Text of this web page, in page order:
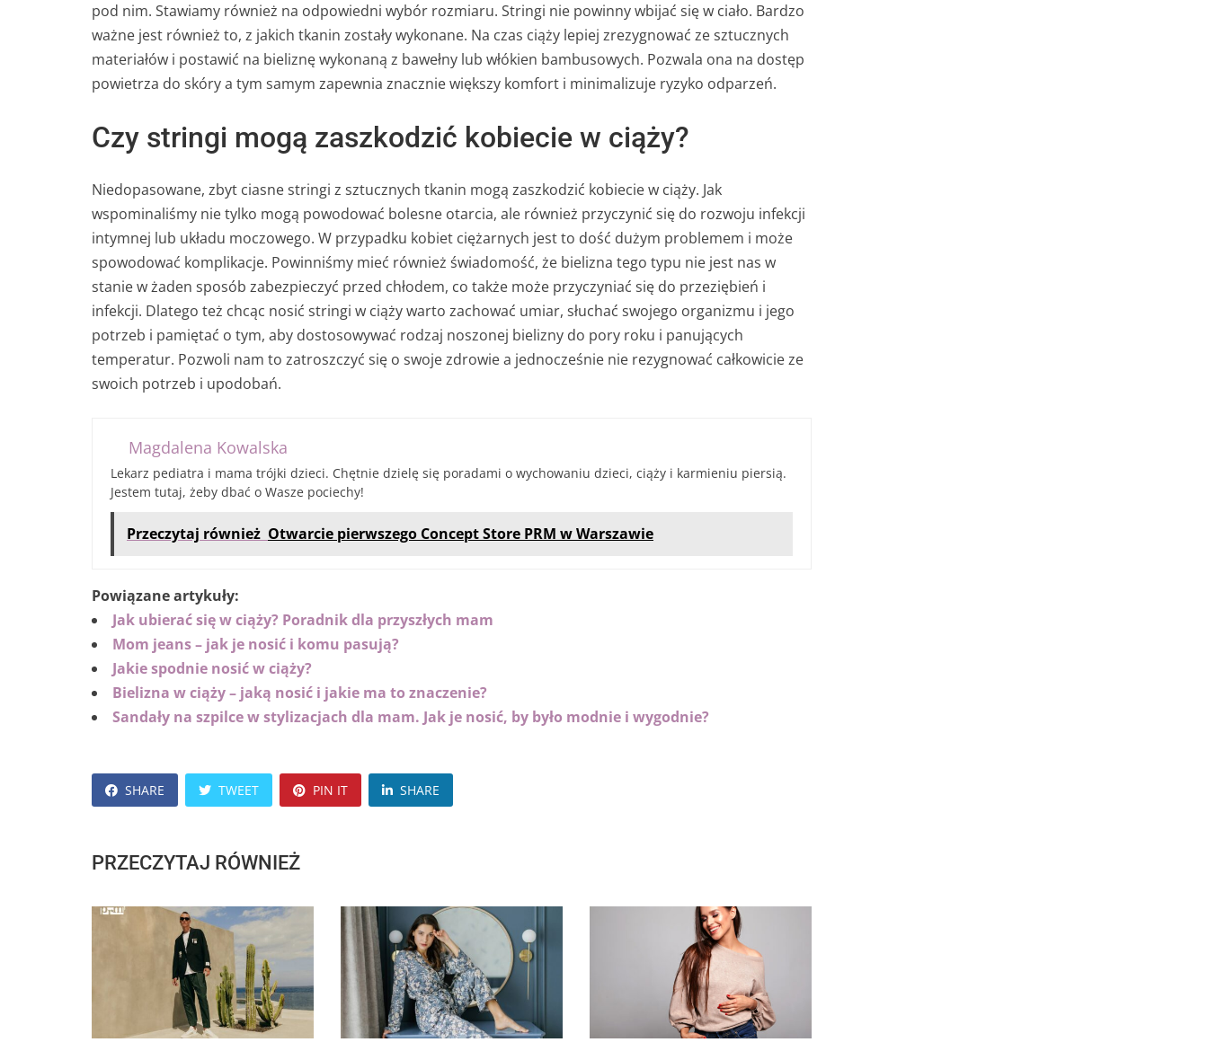
pod nim. Stawiamy również na odpowiedni wybór rozmiaru. Stringi nie powinny wbijać się w ciało. Bardzo
ważne jest również to, z jakich tkanin zostały wykonane. Na czas ciąży lepiej zrezygnować ze sztucznych
materiałów i postawić na bieliznę wykonaną z bawełny lub włókien bambusowych. Pozwala ona na dostęp
powietrza do skóry a tym samym zapewnia znacznie większy komfort i minimalizuje ryzyko odparzeń.
Czy stringi mogą zaszkodzić kobiecie w ciąży?
Niedopasowane, zbyt ciasne stringi z sztucznych tkanin mogą zaszkodzić kobiecie w ciąży. Jak
wspominaliśmy nie tylko mogą powodować bolesne otarcia, ale również przyczynić się do rozwoju infekcji
intymnej lub układu moczowego. W przypadku kobiet ciężarnych jest to dość dużym problemem i może
spowodować komplikacje. Powinniśmy mieć również świadomość, że bielizna tego typu nie jest nas w
stanie w żaden sposób zabezpieczyć przed chłodem, co także może przyczyniać się do przeziębień i
infekcji. Dlatego też chcąc nosić stringi w ciąży warto zachować umiar, słuchać swojego organizmu i jego
potrzeb i pamiętać o tym, aby dostosowywać rodzaj noszonej bielizny do pory roku i panujących
temperatur. Pozwoli nam to zatroszczyć się o swoje zdrowie a jednocześnie nie rezygnować całkowicie ze
swoich potrzeb i upodobań.
Magdalena Kowalska
Lekarz pediatra i mama trójki dzieci. Chętnie dzielę się poradami o wychowaniu dzieci, ciąży i karmieniu piersią.
Jestem tutaj, żeby dbać o Wasze pociechy!
Przeczytaj również Otwarcie pierwszego Concept Store PRM w Warszawie
Powiązane artykuły:
Jak ubierać się w ciąży? Poradnik dla przyszłych mam
Mom jeans – jak je nosić i komu pasują?
Jakie spodnie nosić w ciąży?
Bielizna w ciąży – jaką nosić i jakie ma to znaczenie?
Sandały na szpilce w stylizacjach dla mam. Jak je nosić, by było modnie i wygodnie?
SHARE TWEET PIN IT SHARE
PRZECZYTAJ RÓWNIEŻ